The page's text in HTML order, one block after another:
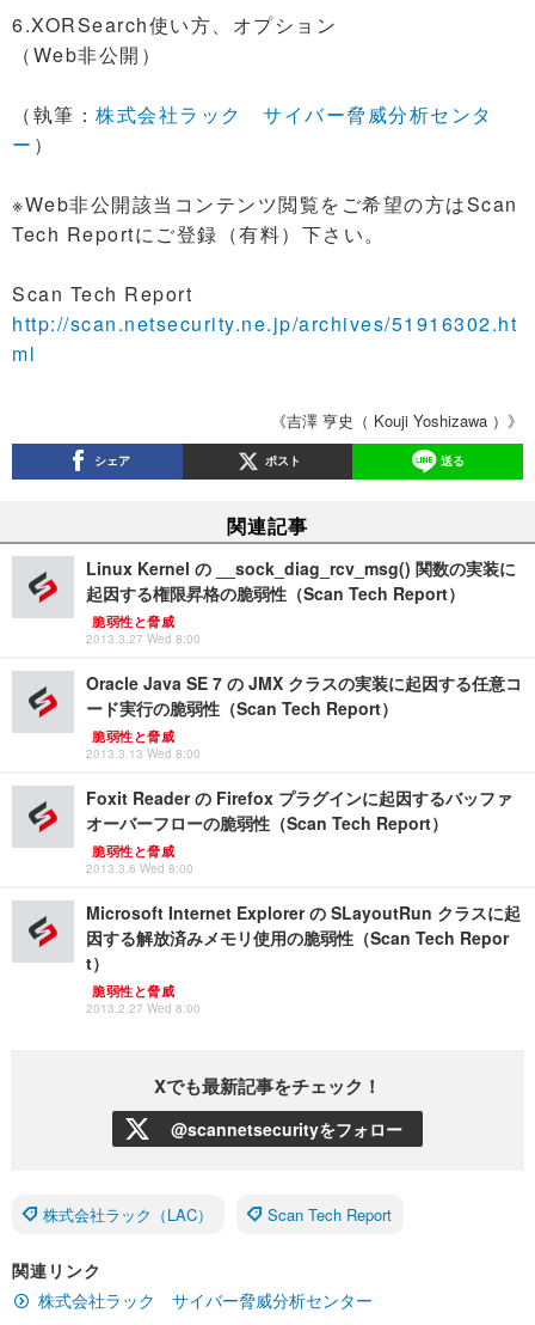
6.XORSearch使い方、オプション
（Web非公開）
（執筆： 株式会社ラック サイバー脅威分析センタ
ー ）
※Web非公開該当コンテンツ閲覧をご希望の方はScan
Tech Reportにご登録（有料）下さい。
Scan Tech Report
http://scan.netsecurity.ne.jp/archives/51916302.ht
ml
《吉澤 亨史（ Kouji Yoshizawa ）》
シェア ポスト 送る
関連記事
Linux Kernel の __sock_diag_rcv_msg() 関数の実装に
起因する権限昇格の脆弱性（Scan Tech Report）
脆弱性と脅威
2013.3.27 Wed 8:00
Oracle Java SE 7 の JMX クラスの実装に起因する任意コ
ード実行の脆弱性（Scan Tech Report）
脆弱性と脅威
2013.3.13 Wed 8:00
Foxit Reader の Firefox プラグインに起因するバッファ
オーバーフローの脆弱性（Scan Tech Report）
脆弱性と脅威
2013.3.6 Wed 8:00
Microsoft Internet Explorer の SLayoutRun クラスに起
因する解放済みメモリ使用の脆弱性（Scan Tech Repor
t）
脆弱性と脅威
2013.2.27 Wed 8:00
Xでも最新記事をチェック！
@scannetsecurityをフォロー
株式会社ラック（LAC） Scan Tech Report
関連リンク
株式会社ラック サイバー脅威分析センター